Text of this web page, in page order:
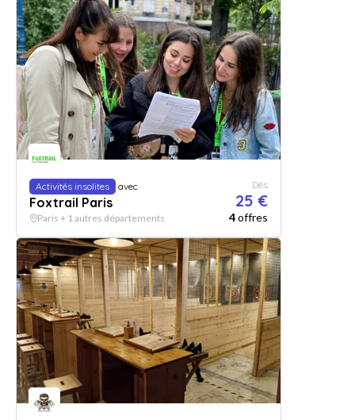
Activités insolites avec
Foxtrail Paris
Dès
25 €
Paris + 1 autres départements 4offres